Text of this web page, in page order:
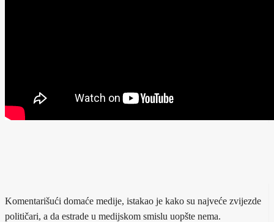
Komentarišući domaće medije, istakao je kako su najveće zvijezde
političari, a da estrade u medijskom smislu uopšte nema.